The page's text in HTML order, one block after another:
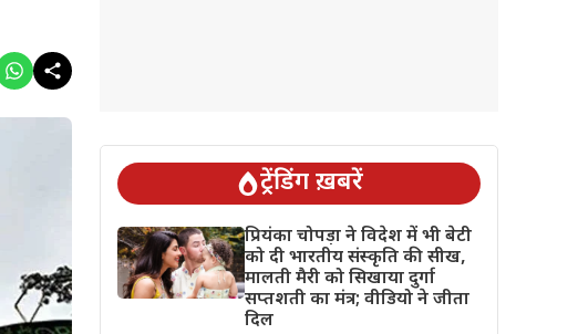
ट्रेंडिंग ख़बरें
प्रियंका चोपड़ा ने विदेश में भी बेटी
को दी भारतीय संस्कृति की सीख,
मालती मैरी को सिखाया दुर्गा
सप्तशती का मंत्र; वीडियो ने जीता
दिल